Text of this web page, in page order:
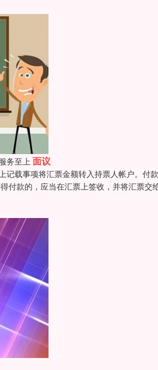
务至上 面议
记载事项将汇票金额转入持票人帐户。付
付款的，应当在汇票上签收，并将汇票